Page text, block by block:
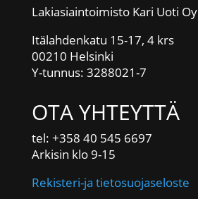
Lakiasiaintoimisto Kari Uoti Oy
Itälahdenkatu 15-17, 4 krs
00210 Helsinki
Y-tunnus: 3288021-7
OTA YHTEYTTÄ
tel: +358 40 545 6697
Arkisin klo 9-15
Rekisteri-ja tietosuojaseloste